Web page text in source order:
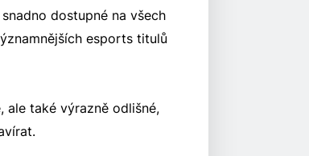
dostupné na všech
esports titulů
ale také výrazně odlišné,